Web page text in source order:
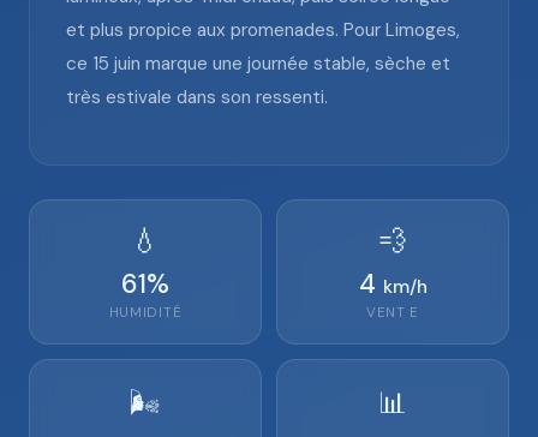
et plus propice aux promenades. Pour Limoges,
ce 15 juin marque une journée stable, sèche et
très estivale dans son ressenti.
💧
61%
HUMIDITÉ
💨
4 km/h
VENT E
🌬️ 📊